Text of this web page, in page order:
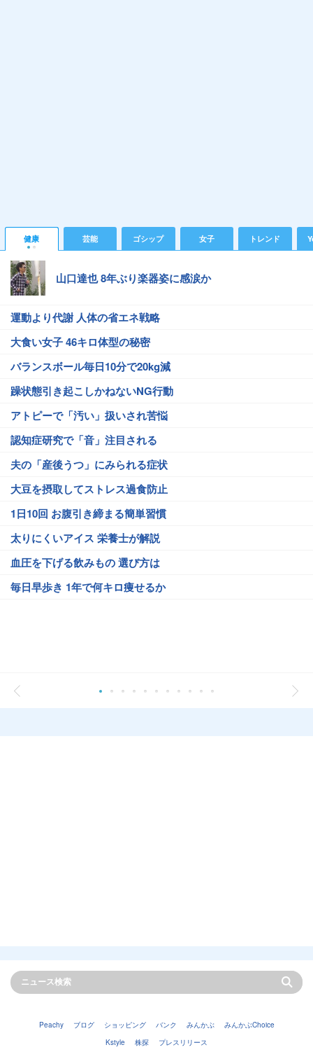
健康 芸能 ゴシップ 女子 トレンド
山口達也 8年ぶり楽器姿に感涙か
運動より代謝 人体の省エネ戦略
大食い女子 46キロ体型の秘密
バランスボール毎日10分で20kg減
躁状態引き起こしかねないNG行動
アトピーで「汚い」扱いされ苦悩
認知症研究で「音」注目される
夫の「産後うつ」にみられる症状
大豆を摂取してストレス過食防止
1日10回 お腹引き締まる簡単習慣
太りにくいアイス 栄養士が解説
血圧を下げる飲みもの 選び方は
毎日早歩き 1年で何キロ痩せるか
Peachy ブログ ショッピング バンク みんかぶ
みんかぶChoice
Kstyle
株探 プレスリリース